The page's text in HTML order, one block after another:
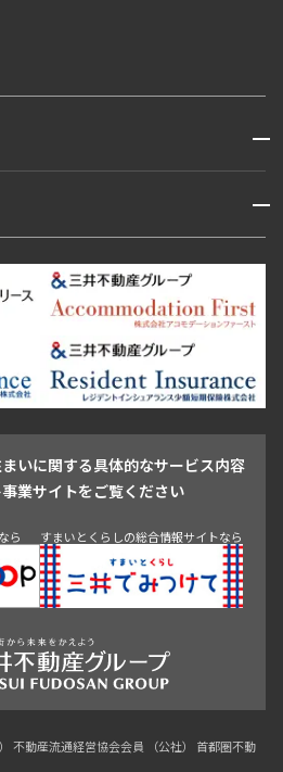
開閉
坂・飯田橋
三田・芝・浜松町
き・豊洲
本郷・春日・小石川
・早稲田
学芸大学・自由が丘
砧
池袋・板橋・王子
新宿 品川
目黒・中目黒
開閉
江東区 台東区 墨田区
中野区
練馬区 荒川区
足立区
いに関する具体的なサービス内容
業サイトをご覧ください
ら すまいとくらしの総合情報サイトなら
不動産流通経営協会会員 （公社） 首都圏不動